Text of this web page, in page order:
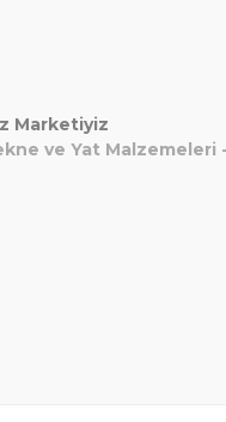
Marketiyiz
ve Yat Malzemeleri -